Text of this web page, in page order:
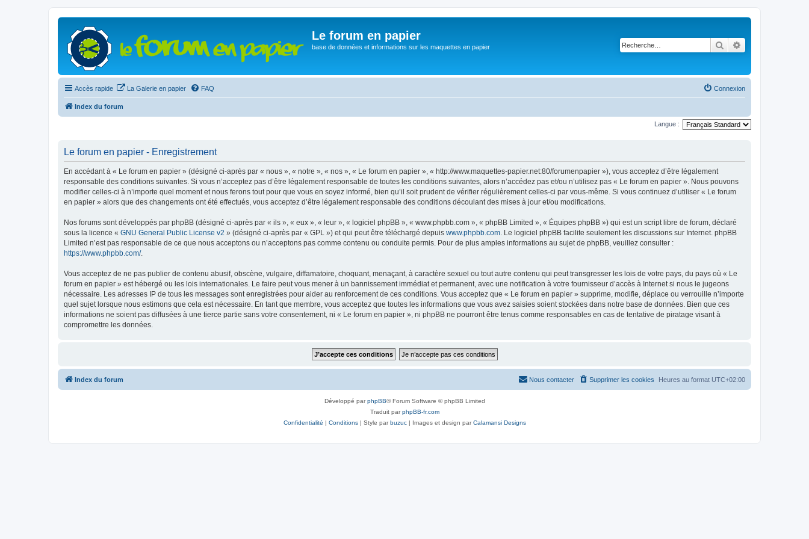
Le forum en papier
base de données et informations sur les maquettes en papier Rechercher
Accès rapide La Galerie en papier FAQ Connexion
Index du forum
Langue :
Le forum en papier - Enregistrement
En accédant à « Le forum en papier » (désigné ci-après par « nous », « notre », « nos », « Le forum en papier », « http://www.maquettes-papier.net:80/forumenpapier »), vous acceptez d’être légalement
responsable des conditions suivantes. Si vous n’acceptez pas d’être légalement responsable de toutes les conditions suivantes, alors n’accédez pas et/ou n’utilisez pas « Le forum en papier ». Nous pouvons
modifier celles-ci à n’importe quel moment et nous ferons tout pour que vous en soyez informé, bien qu’il soit prudent de vérifier régulièrement celles-ci par vous-même. Si vous continuez d’utiliser « Le forum
en papier » alors que des changements ont été effectués, vous acceptez d’être légalement responsable des conditions découlant des mises à jour et/ou modifications.
Nos forums sont développés par phpBB (désigné ci-après par « ils », « eux », « leur », « logiciel phpBB », « www.phpbb.com », « phpBB Limited », « Équipes phpBB ») qui est un script libre de forum, déclaré
sous la licence « GNU General Public License v2 » (désigné ci-après par « GPL ») et qui peut être téléchargé depuis www.phpbb.com . Le logiciel phpBB facilite seulement les discussions sur Internet. phpBB
Limited n’est pas responsable de ce que nous acceptons ou n’acceptons pas comme contenu ou conduite permis. Pour de plus amples informations au sujet de phpBB, veuillez consulter :
https://www.phpbb.com/.
Vous acceptez de ne pas publier de contenu abusif, obscène, vulgaire, diffamatoire, choquant, menaçant, à caractère sexuel ou tout autre contenu qui peut transgresser les lois de votre pays, du pays où « Le
forum en papier » est hébergé ou les lois internationales. Le faire peut vous mener à un bannissement immédiat et permanent, avec une notification à votre fournisseur d’accès à Internet si nous le jugeons
nécessaire. Les adresses IP de tous les messages sont enregistrées pour aider au renforcement de ces conditions. Vous acceptez que « Le forum en papier » supprime, modifie, déplace ou verrouille n’importe
quel sujet lorsque nous estimons que cela est nécessaire. En tant que membre, vous acceptez que toutes les informations que vous avez saisies soient stockées dans notre base de données. Bien que ces
informations ne soient pas diffusées à une tierce partie sans votre consentement, ni « Le forum en papier », ni phpBB ne pourront être tenus comme responsables en cas de tentative de piratage visant à
compromettre les données.
Index du forum Heures au format UTC+02:00
Supprimer les cookies
Nous contacter
Développé parphpBB® Forum Software © phpBB Limited
Traduit parphpBB-fr.com
Confidentialité | Conditions| Style parbuzuc| Images et design parCalamansi Designs